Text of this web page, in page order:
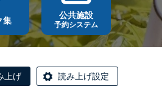
集
公共施設
予約システム
上げ 読み上げ設定